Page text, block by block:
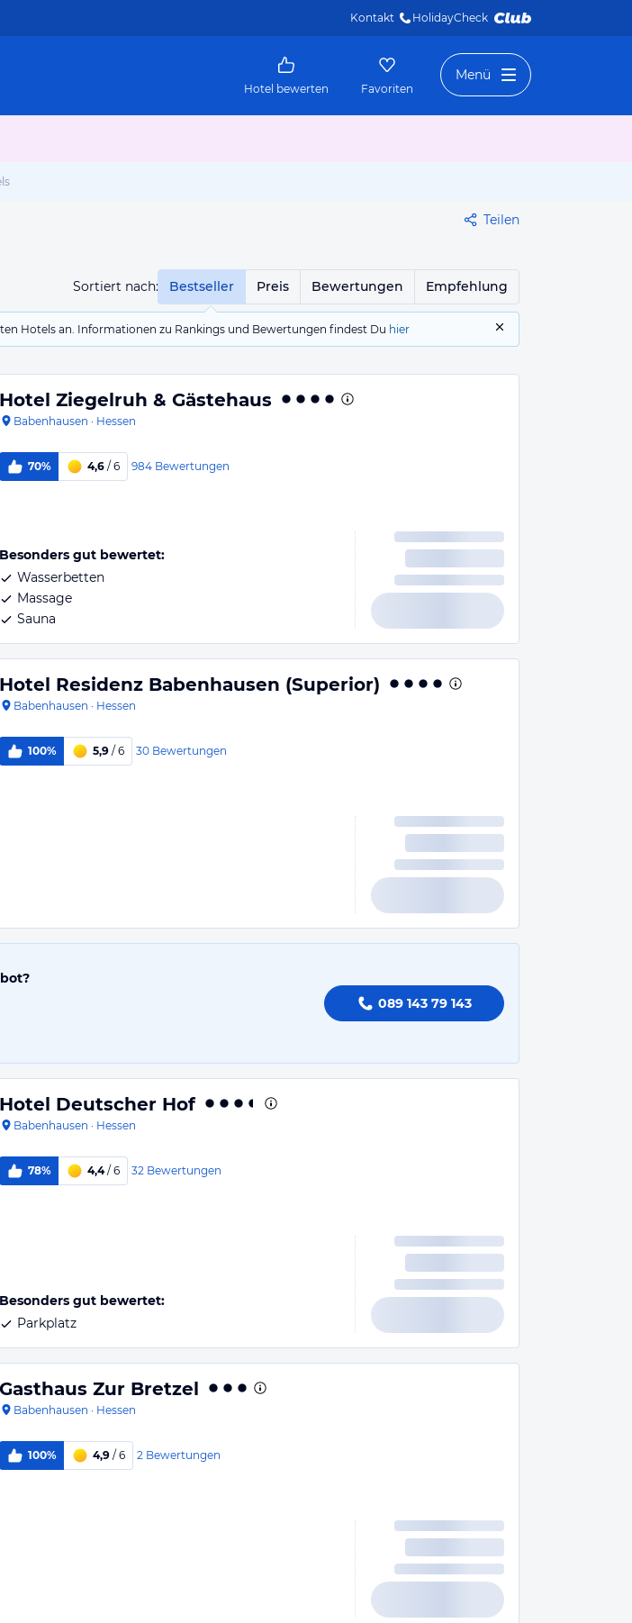
Kontakt HolidayCheck
Hotel bewerten Favoriten
Menü
Teilen
Sortiert nach: Bestseller Preis Bewertungen Empfehlung
Hotels an. Informationen zu Rankings und Bewertungen findest Du hier
Hotel Ziegelruh & Gästehaus
Babenhausen · Hessen
70% 4,6 / 6 984 Bewertungen
Besonders gut bewertet:
Wasserbetten
Massage
Sauna
Hotel Residenz Babenhausen (Superior)
Babenhausen · Hessen
100% 5,9 / 6 30 Bewertungen
089 143 79 143
Hotel Deutscher Hof
Babenhausen · Hessen
78% 4,4/ 6 32 Bewertungen
Besonders gut bewertet:
Parkplatz
Gasthaus Zur Bretzel
Babenhausen · Hessen
100% 4,9 / 6 2 Bewertungen